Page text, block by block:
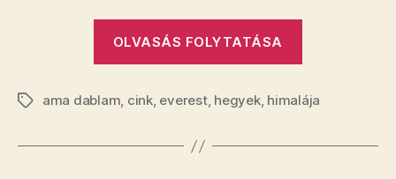
OLVASÁS FOLYTATÁSA
láttad
Himaláját”
Címkékama dablam, cink, everest, hegyek, himalája